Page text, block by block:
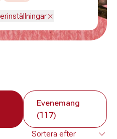
Evenemang
(117)